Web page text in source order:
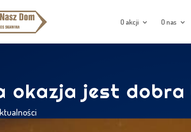
O akcji O nas
okazja jest